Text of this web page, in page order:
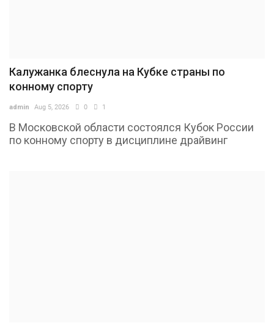
Калужанка блеснула на Кубке страны по
конному спорту
admin Aug 5, 2026 0 1
В Московской области состоялся Кубок России
по конному спорту в дисциплине драйвинг